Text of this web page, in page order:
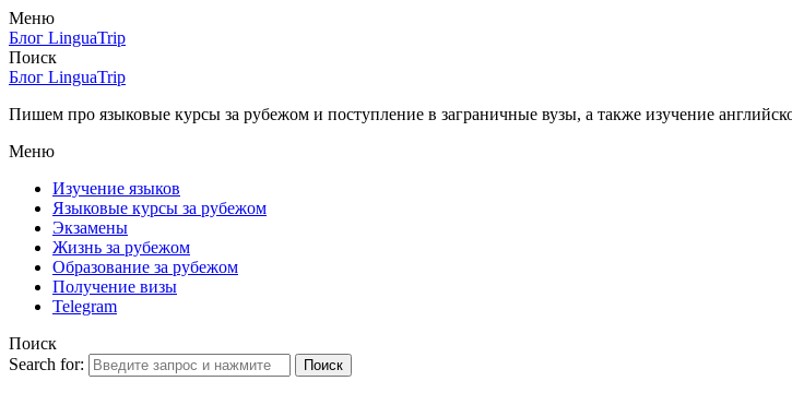
Меню
Блог LinguaTrip
Поиск
Блог LinguaTrip
Пишем про языковые курсы за рубежом и поступление в заграничные вузы, а также изучение
Меню
Изучение языков
Языковые курсы за рубежом
Экзамены
Жизнь за рубежом
Образование за рубежом
Получение визы
Telegram
Поиск
Search for:
Поиск